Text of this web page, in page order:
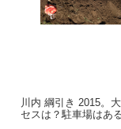
川内 綱引き 2015。
セスは？駐車場はあ